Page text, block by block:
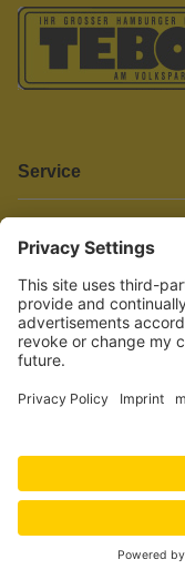
Service
Informationen
Barrierefreiheit
Wir bemühen uns,
Einige Inhalte und
vollständig zugänglich.
benötigen,